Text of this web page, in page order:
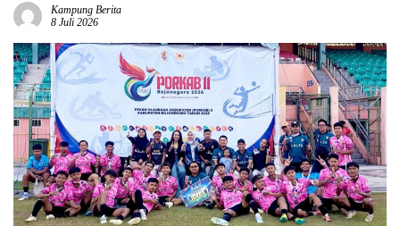
Kampung Berita
8 Juli 2026